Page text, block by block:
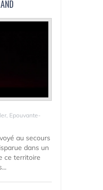
Epouvante-
au secours
dans un
ce territoire